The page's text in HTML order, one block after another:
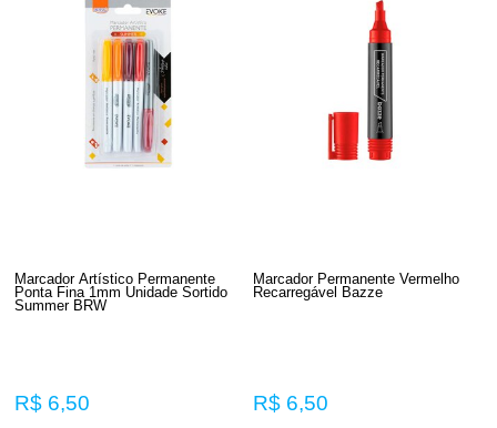
Marcador Artístico Permanente
Ponta Fina 1mm Unidade Sortido
Summer BRW
R$ 6,50
Marcador Permanente Vermelho
Recarregável Bazze
R$ 6,50